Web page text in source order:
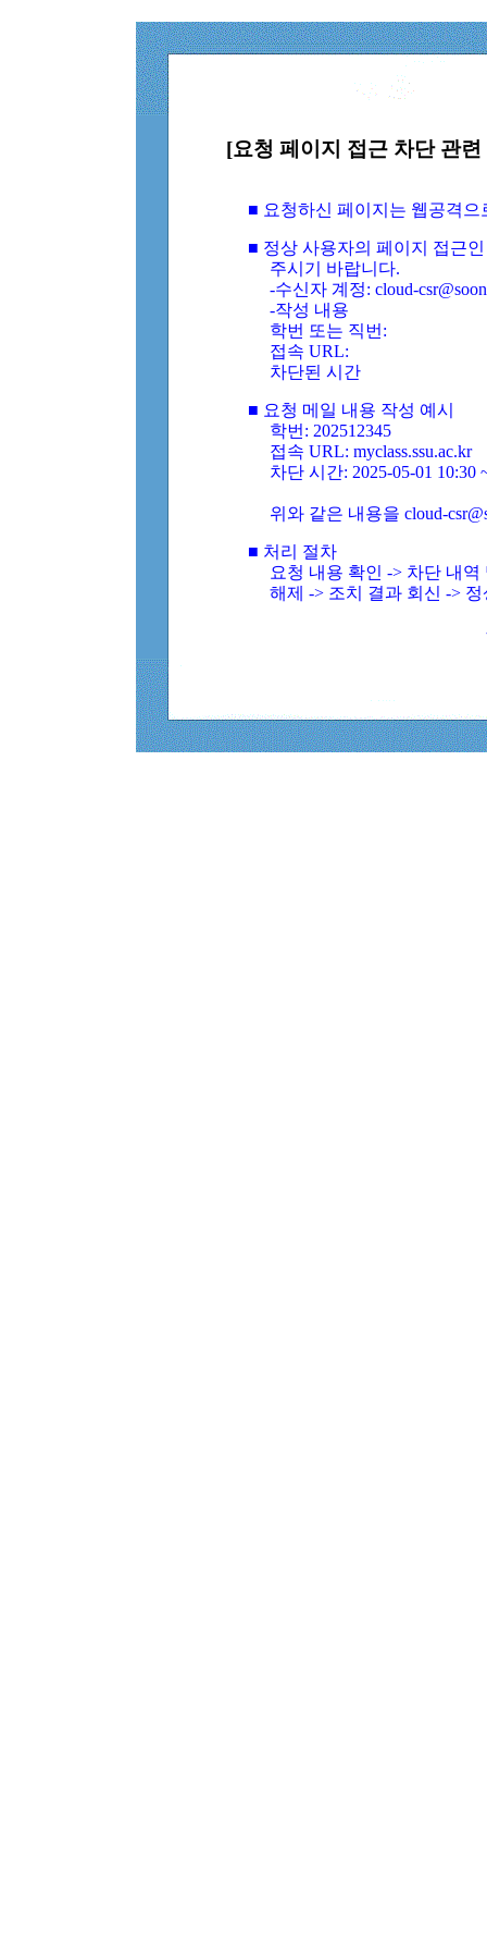
[요청 페이지 접근 차단 관
■ 요청하신 페이지는 웹공격
■ 정상 사용자의 페이지 접근
주시기 바랍니다.
-수신자 계정: cloud-
-작성 내용
학번 또는 직번:
접속 URL:
차단된 시간
■ 요청 메일 내용 작성 예시
학번: 202512345
접속 URL: myclass.ssu.ac.kr
차단 시간: 2025-05-01 10:30
위와 같은 내용을 cloud-
■ 처리 절차
요청 내용 확인 -> 차단 내
해제 -> 조치 결과 회신 ->